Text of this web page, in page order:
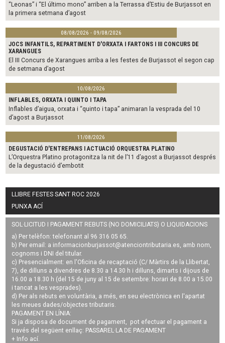
“Leonas” i “El último mono” arriben a la Terrassa d’Estiu de Burjassot en
la primera setmana d’agost
08/08/2026 - 09/08/2026
JOCS INFANTILS, REPARTIMENT D'ORXATA I FARTONS I III CONCURS DE
XARANGUES
El III Concurs de Xarangues arriba a les festes de Burjassot el segon cap
de setmana d’agost
10/08/2026
INFLABLES, ORXATA I QUINTO I TAPA
Inflables d’aigua, orxata i “quinto i tapa” animaran la vesprada del 10
d’agost a Burjassot
11/08/2026
DEGUSTACIÓ D'ENTREPANS I ACTUACIÓ ORQUESTRA PLATINO
L’Orquestra Platino protagonitza la nit de l’11 d’agost a Burjassot després
de la degustació d’embotit
LLIBRE FESTES SANT ROC 2026
PUNXA ACÍ
SOL·LICITUD I PAGAMENT REBUTS (NO DOMICILIATS) O LIQUIDACIONS
a) Per telèfon: telefonant al 96 316 05 65.
b) Per email: a informacionburjassot@atenciontributaria.es, amb nom,
cognoms i DNI del titular.
c) Presencialment: en l'Oficina de recaptació (C/ Màrtirs de la Llibertat,
7), de dilluns a divendres de 8.30 a 14.30 h i dilluns, dimarts i dijous de
16.00 a 18.30 h (del 15 de juny al 15 de setembre: horari de 8.00 a 15.00
i tancat a les vesprades).
d) Per als rebuts en voluntària, a més, en seu electrònica en l'apartat
les meues dades/objectes tributaris.
PAGAMENT EN LÍNIA:
Si ja disposa de document de pagament, pot efectuar el pagament a
través del següent enllaç: PASSAREL·LA DE PAGAMENT
+ Info ací.